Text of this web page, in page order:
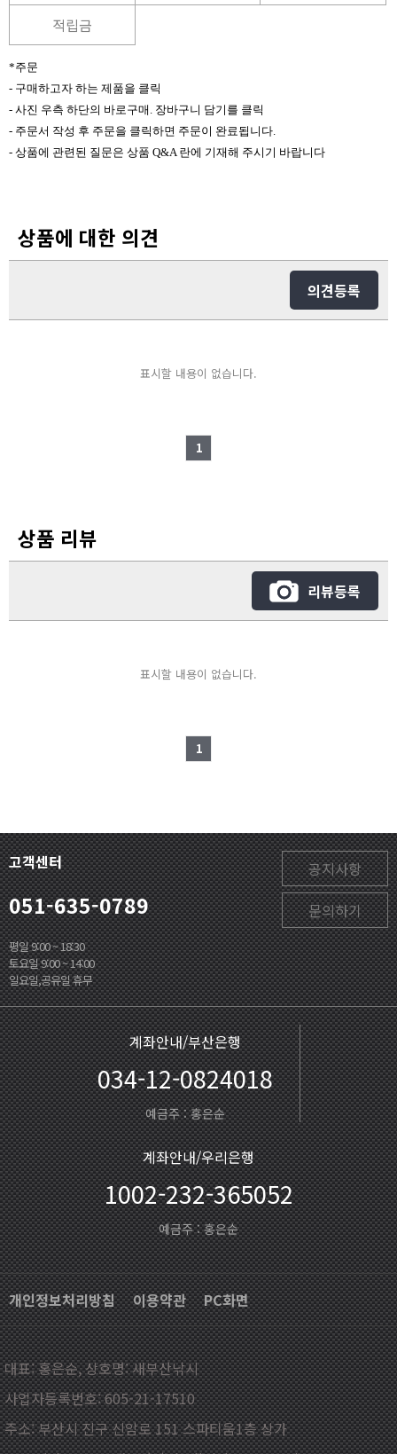
적립금
*주문
- 구매하고자 하는 제품을 클릭
- 사진 우측 하단의 바로구매. 장바구니 담기를 클릭
- 주문서 작성 후 주문을 클릭하면 주문이 완료됩니다.
- 상품에 관련된 질문은 상품 Q&A 란에 기재해 주시기 바랍니다
상품에 대한 의견
의견등록
표시할 내용이 없습니다.
1
상품 리뷰
리뷰등록
표시할 내용이 없습니다.
1
고객센터
051-635-0789
평일 9:00 ~ 18:30
토요일 9:00 ~ 14:00
일요일,공유일 휴무
공지사항
문의하기
계좌안내/부산은행
034-12-0824018
예금주 : 홍은순
계좌안내/우리은행
1002-232-365052
예금주 : 홍은순
개인정보처리방침 이용약관 PC화면
대표: 홍은순, 상호명: 새부산낚시
사업자등록번호: 605-21-17510
주소: 부산시 진구 신암로 151 스파티움1층 상가